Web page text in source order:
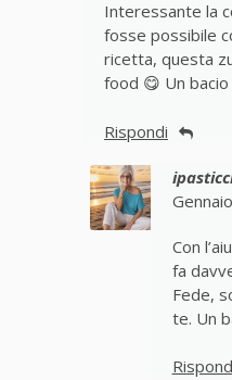
Interessante la
fosse possibile
ricetta, questa
food 😋 Un
Rispondi
Con
fa
Fede,
te. Un